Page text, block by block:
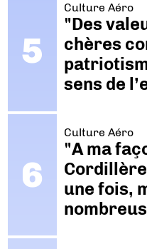
Culture Aéro
"Des
chères
sens de
Culture Aéro
"A ma
Cordillère
une fois,